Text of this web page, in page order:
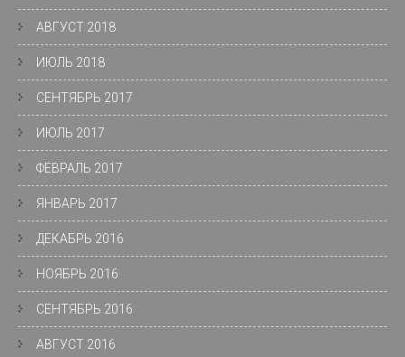
АВГУСТ 2018
ИЮЛЬ 2018
СЕНТЯБРЬ 2017
ИЮЛЬ 2017
ФЕВРАЛЬ 2017
ЯНВАРЬ 2017
ДЕКАБРЬ 2016
НОЯБРЬ 2016
СЕНТЯБРЬ 2016
АВГУСТ 2016